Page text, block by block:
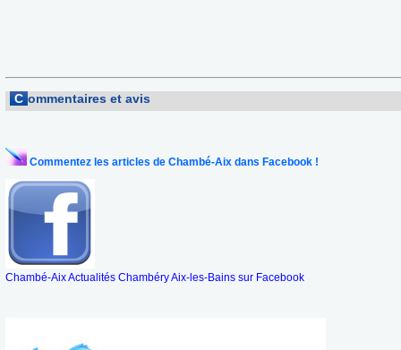
C ommentaires et avis
Commentez les articles de Chambé-Aix dans Facebook !
Chambé-Aix Actualités Chambéry Aix-les-Bains sur Facebook